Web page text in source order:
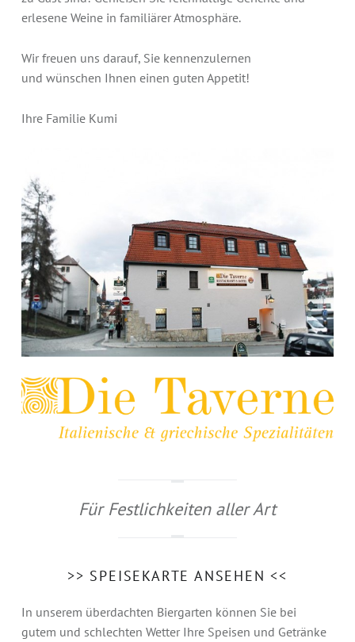
erlesene Weine in familiärer Atmosphäre.
Wir freuen uns darauf, Sie kennenzulernen
und wünschen Ihnen einen guten Appetit!
Ihre Familie Kumi
Für Festlichkeiten aller Art
>> SPEISEKARTE ANSEHEN <<
In unserem überdachten Biergarten können Sie bei
gutem und schlechten Wetter Ihre Speisen und Getränke